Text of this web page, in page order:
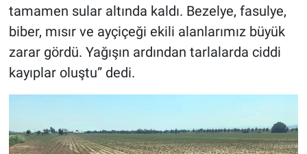
tamamen sular altında kaldı. Bezelye, fasulye,
biber, mısır ve ayçiçeği ekili alanlarımız büyük
zarar gördü. Yağışın ardından tarlalarda ciddi
kayıplar oluştu” dedi.